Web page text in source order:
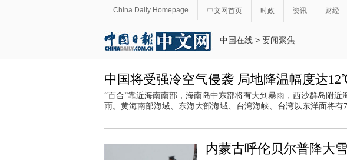
China Daily Homepage 中文网首页 时政 资讯 财经
中国在线 > 要闻聚焦
中国将受强冷空气侵袭 局地降温幅度达
“百合”靠近海南南部，海南岛中东部将有大到暴雨，西沙群岛附
雨。黄海南部海域、东海大部海域、台湾海峡、台湾以东洋面将有
内蒙古呼伦贝尔普降大